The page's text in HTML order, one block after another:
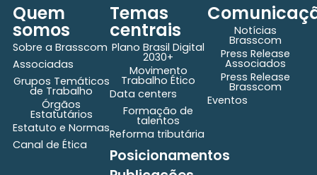
Quem
somos
Sobre a Brasscom
Associadas
Grupos Temáticos
de Trabalho
Órgãos
Estatutários
Estatuto e Normas
Canal de Ética
Temas
centrais
Plano Brasil Digital
2030+
Movimento
Trabalho Ético
Data centers
Formação de
talentos
Reforma tributária
Posicionamentos
Notícias
Brasscom
Press Release
Associados
Press Release
Brasscom
Eventos